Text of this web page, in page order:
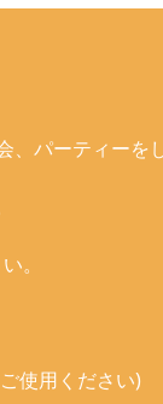
パーティーを
。
使用ください)